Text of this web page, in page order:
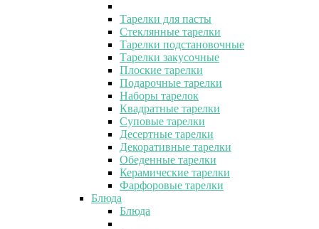
Тарелки для пасты
Стеклянные тарелки
Тарелки подстановочные
Тарелки закусочные
Плоские тарелки
Подарочные тарелки
Наборы тарелок
Квадратные тарелки
Суповые тарелки
Десертные тарелки
Декоративные тарелки
Обеденные тарелки
Керамические тарелки
Фарфоровые тарелки
Блюда
Блюда